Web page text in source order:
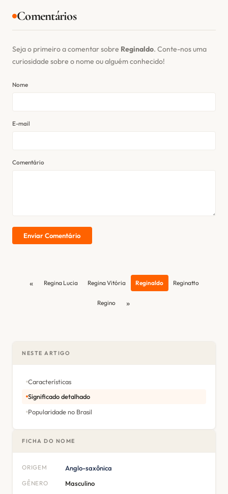
Comentários
Seja o primeiro a comentar sobre Reginaldo. Conte-nos uma
curiosidade sobre o nome ou alguém conhecido!
Nome
E-mail
Comentário
Enviar Comentário
« Regina Lucia Regina Vitória Reginaldo Reginatto
Regino »
NESTE ARTIGO
Características
Significado detalhado
Popularidade no Brasil
FICHA DO NOME
ORIGEM Anglo-saxônica
GÊNERO Masculino